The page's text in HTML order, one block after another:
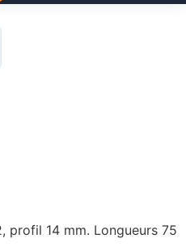
profil 14 mm. Longueurs 75